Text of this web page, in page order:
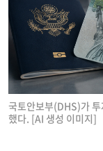
국토안보부(DHS)가
했다. [AI 생성 이미지]